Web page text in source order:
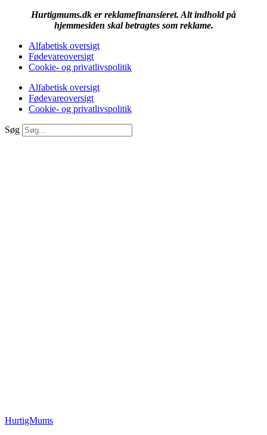
Hurtigmums.dk er reklamefinansieret. Alt indhold på
hjemmesiden skal betragtes som reklame.
Alfabetisk oversigt
Fødevareoversigt
Cookie- og privatlivspolitik
Alfabetisk oversigt
Fødevareoversigt
Cookie- og privatlivspolitik
Søg
HurtigMums